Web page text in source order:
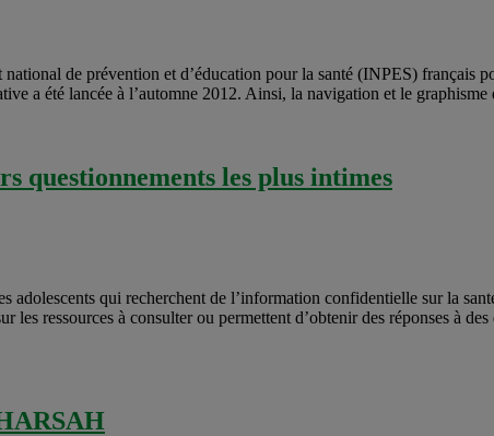
de prévention et d’éducation pour la santé (INPES) français
a été lancée à l’automne 2012. Ainsi, la navigation et le graphisme
questionnements les plus intimes
qui recherchent de l’information confidentielle sur la
ressources à consulter ou permettent d’obtenir des réponses à